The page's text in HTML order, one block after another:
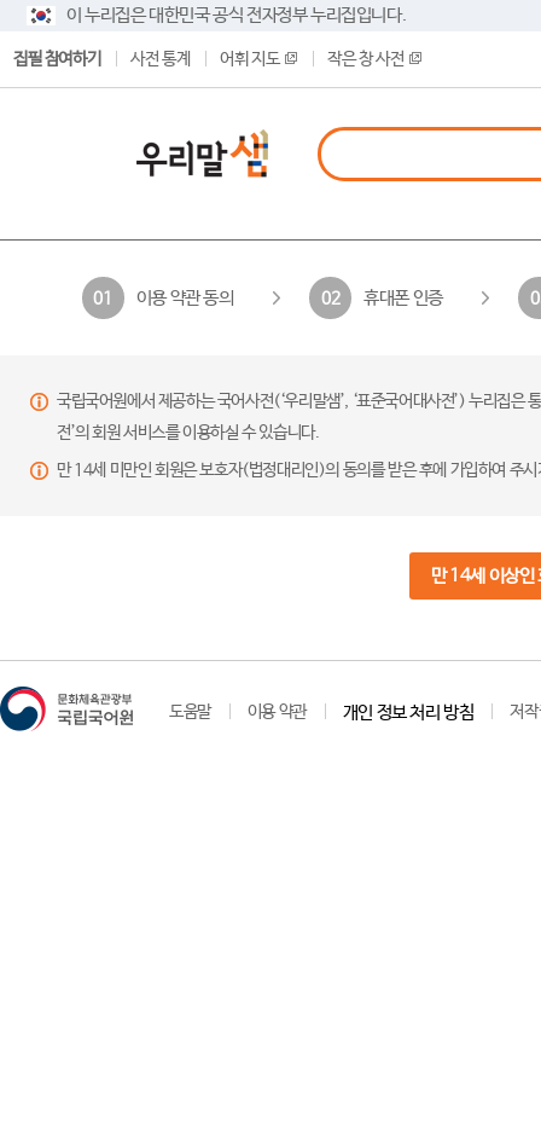
이 누리집은 대한민국 공식 전자정부 누리집입니다.
집필 참여하기 사전 통계 어휘 지도 작은 창 사전
01 이용 약관 동의 02 휴대폰 인증
국립국어원에서 제공하는 국어사전(‘우리말샘’, ‘표준국어대사전’) 누리집
전’의 회원 서비스를 이용하실 수 있습니다.
만 14세 미만인 회원은 보호자(법정대리인)의 동의를 받은 후에 가입하여 주
만 14세 이상인
도움말 이용 약관 개인 정보 처리 방침 저